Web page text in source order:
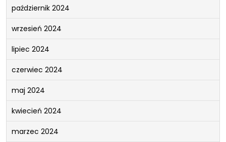
październik 2024
wrzesień 2024
lipiec 2024
czerwiec 2024
maj 2024
kwiecień 2024
marzec 2024